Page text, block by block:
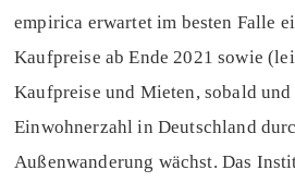
empirica erwartet im besten Falle
Kaufpreise ab Ende 2021 sowie
Kaufpreise und Mieten, sobald
Einwohnerzahl in Deutschland
Außenwanderung wächst. Das